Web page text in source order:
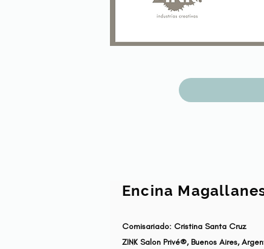
Encina
Comisariado: Cristina Santa Cruz
ZINK Salon Privé®, Buenos Aires,